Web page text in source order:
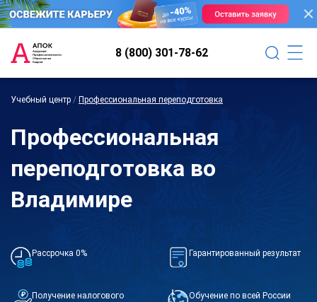
8 (800) 301-78-62
Учебный центр / Профессиональная переподготовка
Профессиональная
переподготовка во
Владимире
Рассрочка 0% Гарантированный результат
Получение налогового
Обучение по всей России